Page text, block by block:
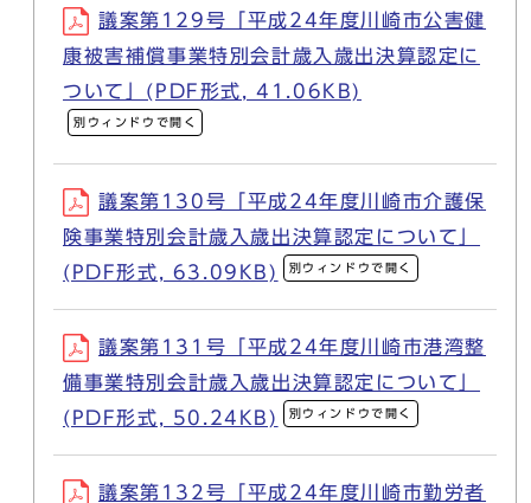
議案第129号「平成24年度川崎市公害健
康被害補償事業特別会計歳入歳出決算認定に
ついて」(PDF形式, 41.06KB)
別ウィンドウで開く
議案第130号「平成24年度川崎市介護保
険事業特別会計歳入歳出決算認定について」
(PDF形式, 63.09KB)
別ウィンドウで開く
議案第131号「平成24年度川崎市港湾整
備事業特別会計歳入歳出決算認定について」
(PDF形式, 50.24KB)
別ウィンドウで開く
議案第132号「平成24年度川崎市勤労者